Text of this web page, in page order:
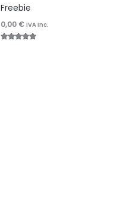
Freebie
0,00 € IVA Inc.